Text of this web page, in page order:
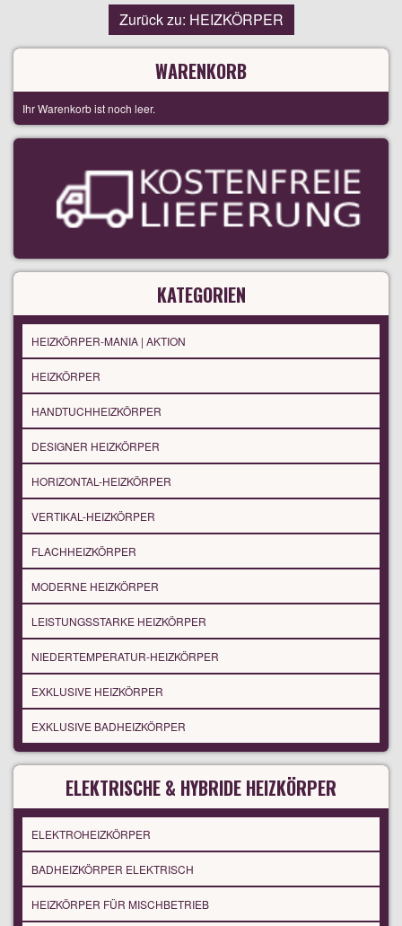
Zurück zu: HEIZKÖRPER
WARENKORB
Ihr Warenkorb ist noch leer.
KATEGORIEN
HEIZKÖRPER-MANIA | AKTION
HEIZKÖRPER
HANDTUCHHEIZKÖRPER
DESIGNER HEIZKÖRPER
HORIZONTAL-HEIZKÖRPER
VERTIKAL-HEIZKÖRPER
FLACHHEIZKÖRPER
MODERNE HEIZKÖRPER
LEISTUNGSSTARKE HEIZKÖRPER
NIEDERTEMPERATUR-HEIZKÖRPER
EXKLUSIVE HEIZKÖRPER
EXKLUSIVE BADHEIZKÖRPER
ELEKTRISCHE & HYBRIDE HEIZKÖRPER
ELEKTROHEIZKÖRPER
BADHEIZKÖRPER ELEKTRISCH
HEIZKÖRPER FÜR MISCHBETRIEB